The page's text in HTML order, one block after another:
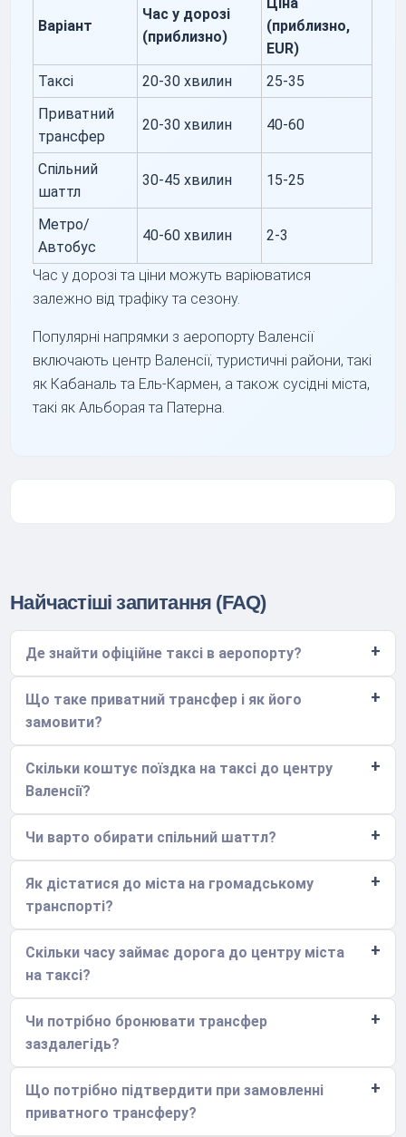
Варіант
Час у дорозі
(приблизно)
(приблизно,
EUR)
Таксі
20-30 хвилин
25-35
Приватний
трансфер
20-30 хвилин 40-60
Спільний
шаттл
30-45 хвилин 15-25
Метро/
Автобус
40-60 хвилин 2-3
Час у дорозі та ціни можуть варіюватися
залежно від трафіку та сезону.
Популярні напрямки з аеропорту Валенсії
включають центр Валенсії, туристичні райони, такі
як Кабаналь та Ель-Кармен, а також сусідні міста,
такі як Альборая та Патерна.
Найчастіші запитання (FAQ)
Де знайти офіційне таксі в аеропорту?
Що таке приватний трансфер і як його
замовити?
Скільки коштує поїздка на таксі до центру
Валенсії?
Чи варто обирати спільний шаттл?
Як дістатися до міста на громадському
транспорті?
Скільки часу займає дорога до центру міста
на таксі?
Чи потрібно бронювати трансфер
заздалегідь?
Що потрібно підтвердити при замовленні
приватного трансферу?